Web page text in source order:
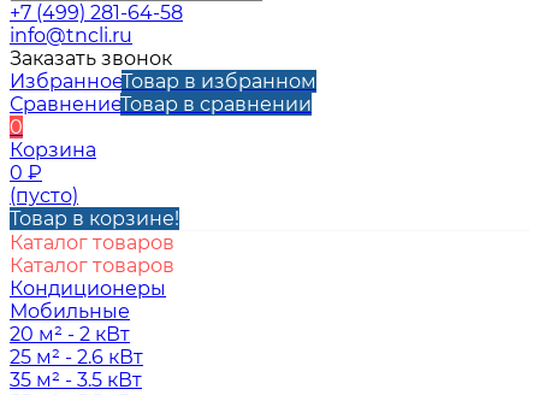
+7 (499) 281-64-58
info@tncli.ru
Заказать звонок
ИзбранноеТовар в избранном
СравнениеТовар в сравнении
0
Корзина
0 ₽
(пусто)
Товар в корзине!
Каталог товаров
Каталог товаров
Кондиционеры
Мобильные
20 м² - 2 кВт
25 м² - 2.6 кВт
35 м² - 3.5 кВт